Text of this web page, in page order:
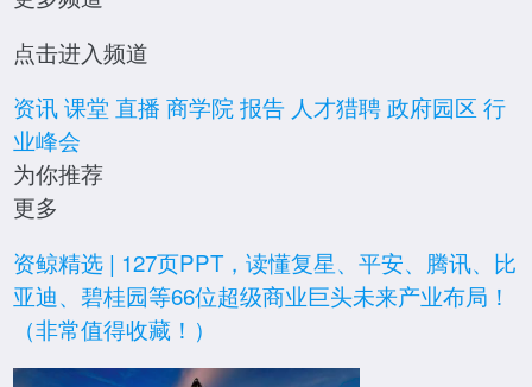
点击进入频道
资讯课堂 直播 商学院报告 人才猎聘政府园区 行
业峰会
为你推荐
更多
资鲸精选 | 127页PPT，读懂复星、平安、腾讯、比
亚迪、碧桂园等66位超级商业巨头未来产业布局！
（非常值得收藏！）
报告
直播
登录
注册